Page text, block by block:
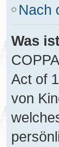
Nach
Was
Act of
von